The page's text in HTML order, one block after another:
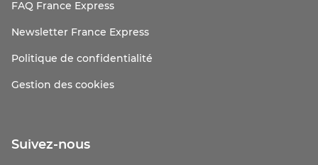
FAQ France Express
Newsletter France Express
Politique de confidentialité
Gestion des cookies
Suivez-nous